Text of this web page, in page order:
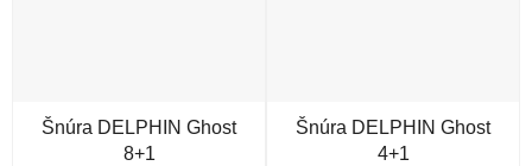
Šnúra DELPHIN Ghost
8+1
Šnúra DELPHIN Ghost
4+1